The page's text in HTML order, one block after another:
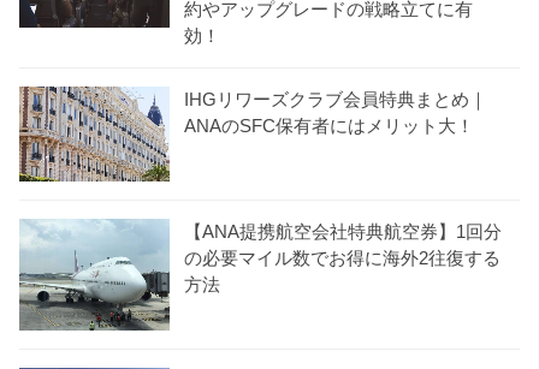
約やアップグレードの戦略立てに有
効！
IHGリワーズクラブ会員特典まとめ｜
ANAのSFC保有者にはメリット大！
【ANA提携航空会社特典航空券】1回分
の必要マイル数でお得に海外2往復する
方法